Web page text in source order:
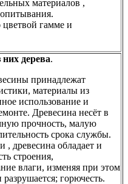
материалов ,
гамме и
дерева.
принадлежат
материалы из
использование и
Древесина несёт в
прочность, малую
срока службы.
, древесина обладает и
строения,
влаги, изменяя при этом
горючесть.